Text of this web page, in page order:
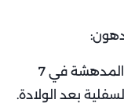
الرضاعة الطبيعية من الوسائل الطبيعية المدهشة في 7
بعد الولادة.